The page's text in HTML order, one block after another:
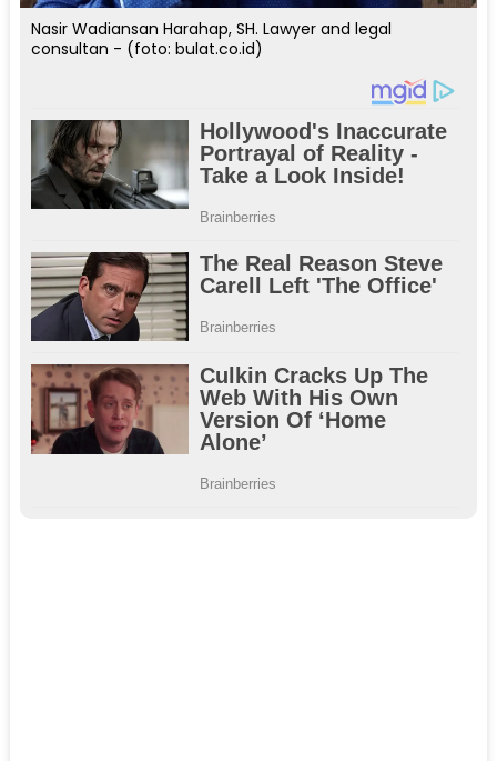
Nasir Wadiansan Harahap, SH. Lawyer and legal
consultan - (foto: bulat.co.id)